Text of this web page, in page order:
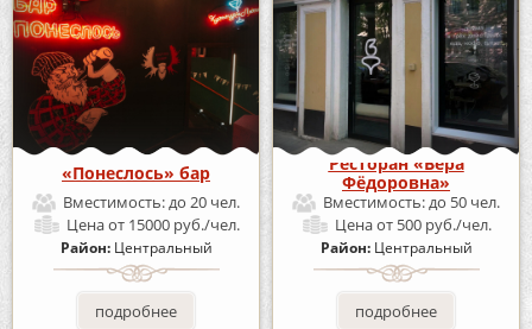
«Понеслось» бар
Вместимость:до 20 чел.
Ценаот 15000 руб./чел.
Район: Центральный
подробнее
Ресторан «Вера
Фёдоровна»
Вместимость:до 50 чел.
Ценаот 500 руб./чел.
Район: Центральный
подробнее